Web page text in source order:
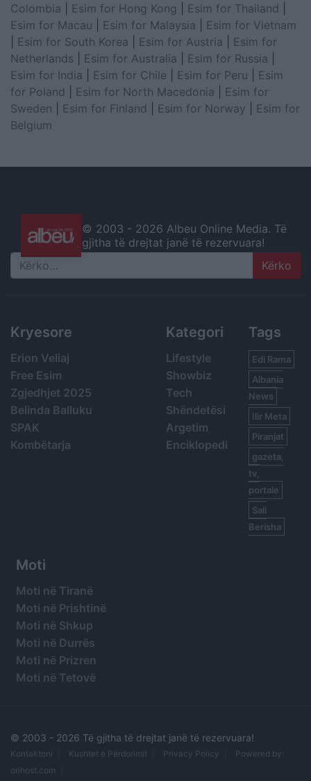
Colombia
Esim for Hong Kong Esim for Thailand
Esim for Macau
Esim for Malaysia
Esim for Vietnam
Esim for South Korea Esim for Austria
Esim for
Netherlands
Esim for Australia Esim for Russia
Esim for India
Esim for Chile Esim for Peru
Esim
for Poland
Esim for North Macedonia
Esim for
Sweden
Esim for Finland Esim for Norway
Esim for
Belgium
© 2003 - 2026 Albeu Online Media. Të
gjitha të drejtat janë të rezervuara!
Search
Kryesore
Erion Veliaj
Free Esim
Zgjedhjet 2025
Belinda Balluku
SPAK
Kombëtarja
Kategori
Lifestyle
Showbiz
Tech
Shëndetësi
Argetim
Enciklopedi
Tags
Edi Rama
Albania
News
Ilir Meta
Piranjat
gazeta,
tv,
portale
Sali
Berisha
Moti
Moti në Tiranë
Moti në Prishtinë
Moti në Shkup
Moti në Durrës
Moti në Prizren
Moti në Tetovë
© 2003 - 2026 Të gjitha të drejtat janë të rezervuara!
Kontaktoni Kushtet e Përdorimit Privacy Policy
Powered by:
orihost.com